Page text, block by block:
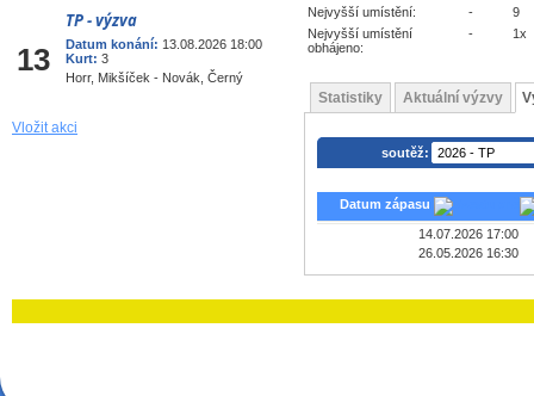
13
TP - výzva
Datum konání: 13.08.2026 18:00
Kurt: 3
Horr, Mikšíček - Novák, Černý
Vložit akci
Nejvyšší umístění:
-
9
Nejvyšší umístění
obhájeno:
- 1x
Statistiky Aktuální výzvy
soutěž:
Datum zápasu
14.07.2026 17:00
26.05.2026 16:30